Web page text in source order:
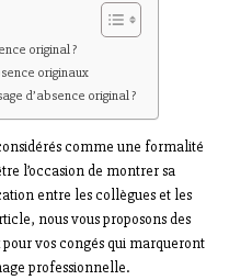
original ?
originaux
d’absence original ?
comme une formalité
l’occasion de montrer sa
entre les collègues et les
nous vous proposons des
pour vos congés qui marqueront
professionnelle.